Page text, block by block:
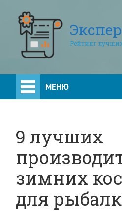
Рейтинг
МЕНЮ
9 лучших
зимних
для